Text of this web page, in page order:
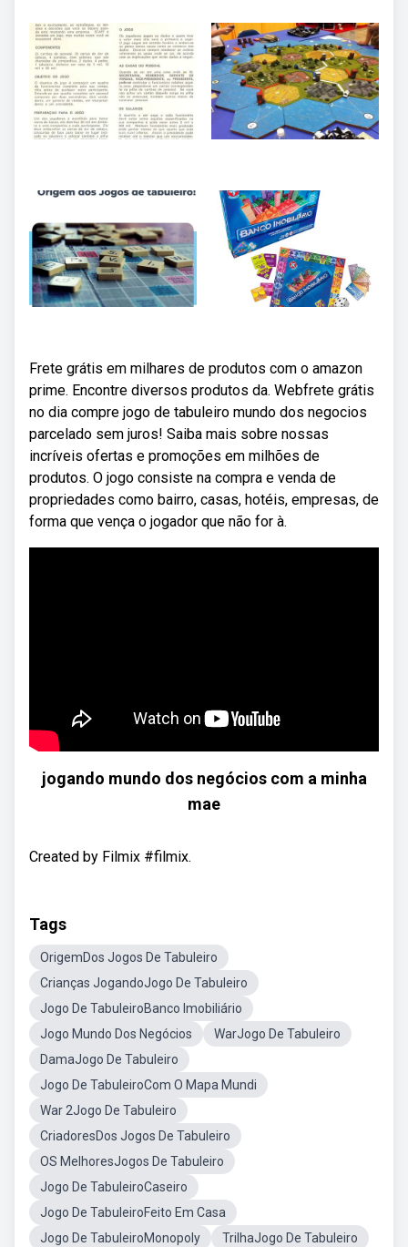
Frete grátis em milhares de produtos com o amazon
prime. Encontre diversos produtos da. Webfrete grátis
no dia compre jogo de tabuleiro mundo dos negocios
parcelado sem juros! Saiba mais sobre nossas
incríveis ofertas e promoções em milhões de
produtos. O jogo consiste na compra e venda de
propriedades como bairro, casas, hotéis, empresas, de
forma que vença o jogador que não for à.
jogando mundo dos negócios com a minha
mae
Created by Filmix #filmix.
Tags
OrigemDos Jogos De Tabuleiro
Crianças JogandoJogo De Tabuleiro
Jogo De TabuleiroBanco Imobiliário
Jogo Mundo Dos Negócios
WarJogo De Tabuleiro
DamaJogo De Tabuleiro
Jogo De TabuleiroCom O Mapa Mundi
War 2Jogo De Tabuleiro
CriadoresDos Jogos De Tabuleiro
OS MelhoresJogos De Tabuleiro
Jogo De TabuleiroCaseiro
Jogo De TabuleiroFeito Em Casa
Jogo De TabuleiroMonopoly
TrilhaJogo De Tabuleiro